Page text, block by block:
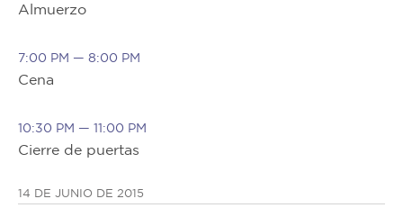
Almuerzo
7:00 PM — 8:00 PM
Cena
10:30 PM — 11:00 PM
Cierre de puertas
14 DE JUNIO DE 2015